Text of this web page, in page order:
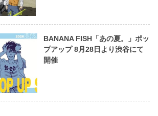
BANANA FISH「あの夏。」ポッ
プアップ 8月28日より渋谷にて
開催